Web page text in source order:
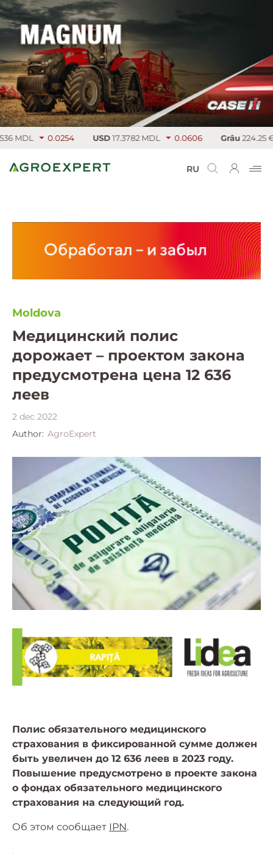
MDL 0.0254 USD17.3782 MDL 0.0606 Grâu224.25 €/т
RU
Moldova
Медицинский полис
дорожает – проектом закона
предусмотрена цена 12 636
леев
2 dec 2022
Author: AgroExpert
Полис обязательного медицинского
страхования в фиксированной сумме должен
быть увеличен до 12 636 леев в 2023 году.
Повышение предусмотрено в проекте закона
о фондах обязательного медицинского
страхования на следующий год.
Об этом сообщает IPN.